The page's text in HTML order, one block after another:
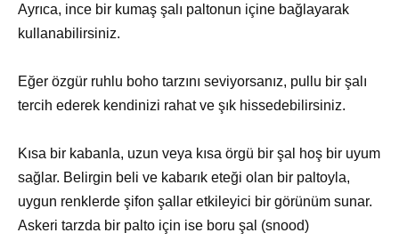
Ayrıca, ince bir kumaş şalı paltonun içine bağlayarak
kullanabilirsiniz.
Eğer özgür ruhlu boho tarzını seviyorsanız, pullu bir şalı
tercih ederek kendinizi rahat ve şık hissedebilirsiniz.
Kısa bir kabanla, uzun veya kısa örgü bir şal hoş bir uyum
sağlar. Belirgin beli ve kabarık eteği olan bir paltoyla,
uygun renklerde şifon şallar etkileyici bir görünüm sunar.
Askeri tarzda bir palto için ise boru şal (snood)